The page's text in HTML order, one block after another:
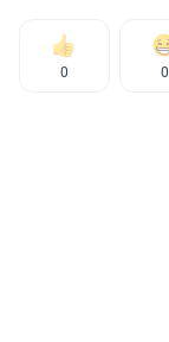
0 0